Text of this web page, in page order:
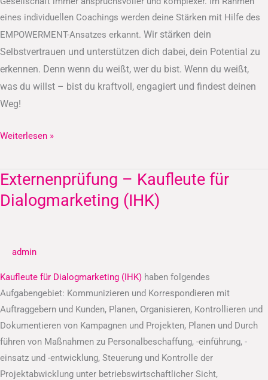
eines individuellen Coachings werden deine Stärken mit Hilfe des
EMPOWERMENT-Ansatzes erkannt. Wir stärken dein
Selbstvertrauen und unterstützen dich dabei, dein Potential zu
erkennen. Denn wenn du weißt, wer du bist. Wenn du weißt,
was du willst – bist du kraftvoll, engagiert und findest deinen
Weg!
Weiterlesen »
Externenprüfung – Kaufleute für
Dialogmarketing (IHK)
admin
Kaufleute für Dialogmarketing (IHK) haben folgendes
Aufgabengebiet: Kommunizieren und Korrespondieren mit
Auftraggebern und Kunden, Planen, Organisieren, Kontrollieren und
Dokumentieren von Kampagnen und Projekten, Planen und Durch
führen von Maßnahmen zu Personalbeschaffung, -einführung, -
einsatz und -entwicklung, Steuerung und Kontrolle der
Projektabwicklung unter betriebswirtschaftlicher Sicht,
Externenprüfung
–
Kaufleute
(IHK)